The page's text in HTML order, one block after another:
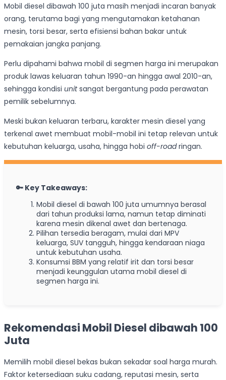
Mobil diesel dibawah 100 juta masih menjadi incaran banyak
orang, terutama bagi yang mengutamakan ketahanan
mesin, torsi besar, serta efisiensi bahan bakar untuk
pemakaian jangka panjang.
Perlu dipahami bahwa mobil di segmen harga ini merupakan
produk lawas keluaran tahun 1990-an hingga awal 2010-an,
sehingga kondisi unitsangat bergantung pada perawatan
pemilik sebelumnya.
Meski bukan keluaran terbaru, karakter mesin diesel yang
terkenal awet membuat mobil-mobil ini tetap relevan untuk
kebutuhan keluarga, usaha, hingga hobi off-roadringan.
🔑 Key Takeaways:
Mobil diesel di bawah 100 juta umumnya berasal
dari tahun produksi lama, namun tetap diminati
karena mesin dikenal awet dan bertenaga.
Pilihan tersedia beragam, mulai dari MPV
keluarga, SUV tangguh, hingga kendaraan niaga
untuk kebutuhan usaha.
Konsumsi BBM yang relatif irit dan torsi besar
menjadi keunggulan utama mobil diesel di
segmen harga ini.
Rekomendasi Mobil Diesel dibawah 100
Juta
Memilih mobil diesel bekas bukan sekadar soal harga murah.
Faktor ketersediaan suku cadang, reputasi mesin, serta